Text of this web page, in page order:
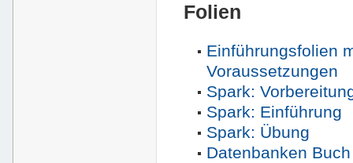
Folien
Einführungsfolien
Voraussetzungen
Spark:
Spark: Einführung
Spark: Übung
Datenbanken